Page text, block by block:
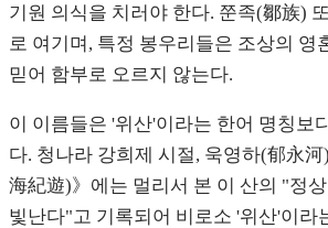
기원 의식을 치러야 한다. 쭌족(鄒族)
로 여기며, 특정 봉우리들은 조상의 영
믿어 함부로 오르지 않는다.
이 이름들은 '위산'이라는 한어 명칭보
다. 청나라 강희제 시절, 욱영하(郁永
海紀遊)》에는 멀리서 본 이 산의 "정상
빛난다"고 기록되어 비로소 '위산'이라